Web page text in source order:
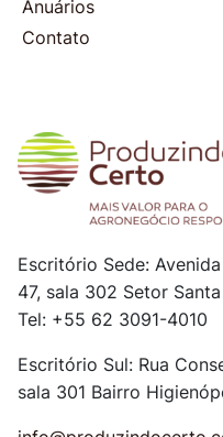
Anuários
Contato
Escritório Sede:
47, sala 302 Setor
Tel: +55 62 3091-4010
Escritório Sul: Rua
sala 301 Bairro